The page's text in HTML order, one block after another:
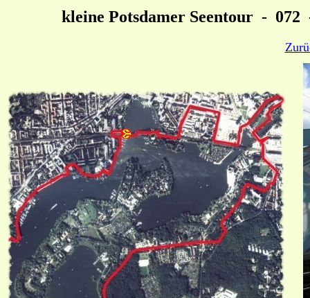
kleine Potsdamer Seentour - 072